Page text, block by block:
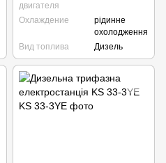
двигателя
Охлаждение
рідинне
охолодження
Вид топлива
Дизель